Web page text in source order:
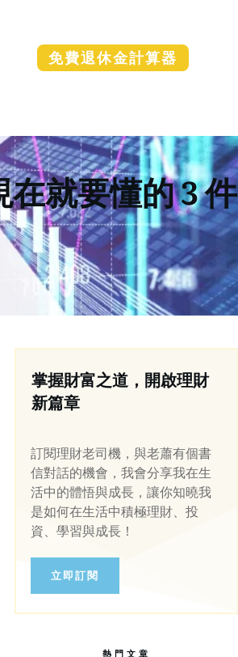
免費退休金計算器
就要懂的 3 件
掌握財富之道，開啟理財
新篇章
訂閱理財老司機，與老蕭有個書
信對話的機會，我會分享我在生
活中的體悟與成長，讓你知曉我
是如何在生活中積極理財、投
資、學習與成長！
立即訂閱
熱門文章